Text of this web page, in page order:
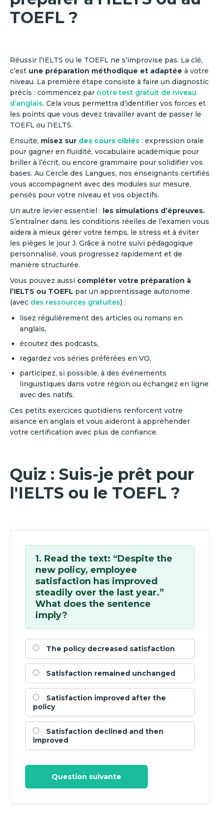
TOEFL ?
Réussir l’IELTS ou le TOEFL ne s’improvise pas. La clé,
c’est une préparation méthodique et adaptée à votre
niveau. La première étape consiste à faire un diagnostic
précis : commencez par notre test gratuit de niveau
d’anglais. Cela vous permettra d’identifier vos forces et
les points que vous devez travailler avant de passer le
TOEFL ou l’IELTS.
Ensuite, misez sur des cours ciblés : expression orale
pour gagner en fluidité, vocabulaire académique pour
briller à l’écrit, ou encore grammaire pour solidifier vos
bases. Au Cercle des Langues, nos enseignants certifiés
vous accompagnent avec des modules sur mesure,
pensés pour votre niveau et vos objectifs.
Un autre levier essentiel : les simulations d’épreuves.
S’entraîner dans les conditions réelles de l’examen vous
aidera à mieux gérer votre temps, le stress et à éviter
les pièges le jour J. Grâce à notre suivi pédagogique
personnalisé, vous progressez rapidement et de
manière structurée.
Vous pouvez aussi compléter votre préparation à
l’IELTS ou TOEFL par un apprentissage autonome
(avec des ressources gratuites) :
lisez régulièrement des articles ou romans en
anglais,
écoutez des podcasts,
regardez vos séries préférées en VO,
participez, si possible, à des événements
linguistiques dans votre région ou échangez en ligne
avec des natifs.
Ces petits exercices quotidiens renforcent votre
aisance en anglais et vous aideront à appréhender
votre certification avec plus de confiance.
Quiz : Suis-je prêt pour
l'IELTS ou le TOEFL ?
1. Read the text: “Despite the
new policy, employee
satisfaction has improved
steadily over the last year.”
What does the sentence
imply?
The policy decreased satisfaction
Satisfaction remained unchanged
Satisfaction improved after the
policy
Satisfaction declined and then
improved
Question suivante